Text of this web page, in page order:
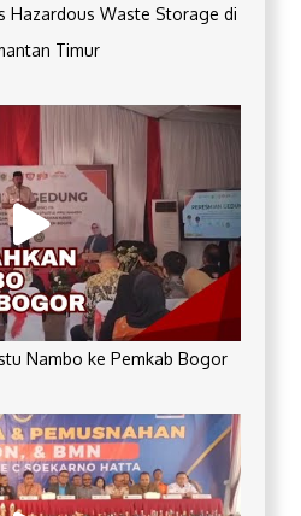
Hazardous Waste Storage di
Timur
Nambo ke Pemkab Bogor